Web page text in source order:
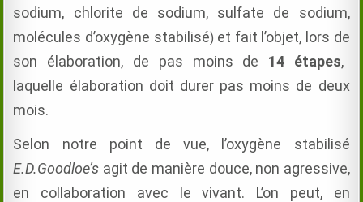
sodium, chlorite de sodium, sulfate de sodium,
molécules d’oxygène stabilisé) et fait l’objet, lors de
son élaboration, de pas moins de 14 étapes,
laquelle élaboration doit durer pas moins de deux
mois.
Selon notre point de vue, l’oxygène stabilisé
E.D.Goodloe’s agit de manière douce, non agressive,
en collaboration avec le vivant. L’on peut, en